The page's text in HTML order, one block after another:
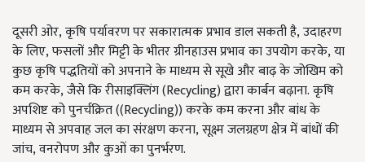
दूसरी ओर, कृषि पर्यावरण पर सकारात्मक प्रभाव डाल सकती है, उदाहरण
के लिए, फसलों और मिट्टी के भीतर ग्रीनहाउस प्रभाव का उपयोग करके, या
कुछ कृषि पद्धतियों को अपनाने के माध्यम से सूखे और बाढ़ के जोखिम को
कम करके, जैसे कि रीसाइक्लिंग (Recycling) द्वारा कार्बन बढ़ाना. कृषि
अपशिष्ट को पुनर्चक्रित ((Recycling)) करके कम करना और बांध के
माध्यम से अपवाह जल का संरक्षण करना, सूक्ष्म जलग्रहण क्षेत्र में बांधों की
जांच, वनरोपण और कुओं का पुनर्भरण.